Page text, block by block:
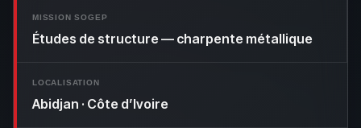
MISSION SOGEP
Études de structure — charpente métallique
LOCALISATION
Abidjan · Côte d’Ivoire